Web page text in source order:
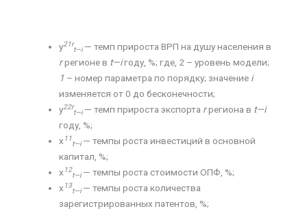
y21r
t—i— темп прироста ВРП на душу населения в
rрегионе в t—iгоду, %; где, 2 – уровень модели;
1 – номер параметра по порядку; значение i
изменяется от 0 до бесконечности;
y22r
t—i— темп прироста экспорта rрегиона в t—i
году, %;
х 11
t—i— темпы роста инвестиций в основной
капитал, %;
х 12
t—i— темпы роста стоимости ОПФ, %;
х 13
t—i— темпы роста количества
зарегистрированных патентов, %;